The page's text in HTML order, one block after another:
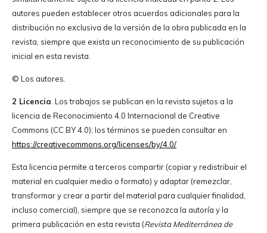
autores pueden establecer otros acuerdos adicionales para la
distribución no exclusiva de la versión de la obra publicada en la
revista, siempre que exista un reconocimiento de su publicación
inicial en esta revista.
© Los autores.
2 Licencia. Los trabajos se publican en la revista sujetos a la
licencia de Reconocimiento 4.0 Internacional de Creative
Commons (CC BY 4.0); los términos se pueden consultar en
https://creativecommons.org/licenses/by/4.0/
Esta licencia permite a terceros compartir (copiar y redistribuir el
material en cualquier medio o formato) y adaptar (remezclar,
transformar y crear a partir del material para cualquier finalidad,
incluso comercial), siempre que se reconozca la autoría y la
primera publicación en esta revista (Revista Mediterránea de